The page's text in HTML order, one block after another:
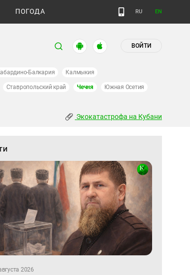
ПОГОДА RU EN
ВОЙТИ
Балкария Калмыкия
Ставропольский край Чечня Южная Осетия
Экокатастрофа на Кубани
2026